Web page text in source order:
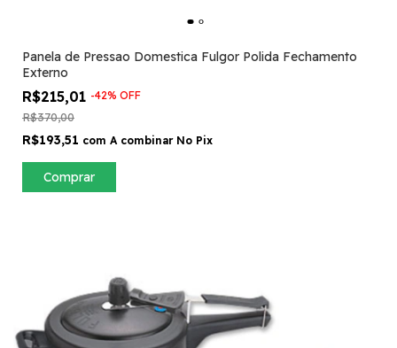
Panela de Pressao Domestica Fulgor Polida Fechamento
Externo
R$215,01 -42% OFF
R$370,00
R$193,51 com A combinar No Pix
Comprar